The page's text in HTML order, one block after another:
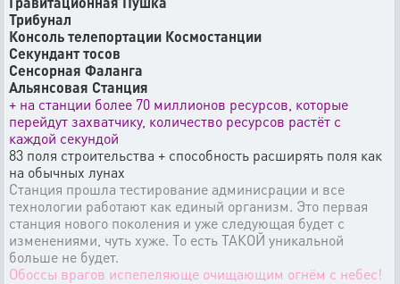
Трибунал
Консоль телепортации Космостанции
Секундант тосов
Сенсорная Фаланга
Альянсовая Станция
+ на станции более 70 миллионов ресурсов, которые
перейдут захватчику, количество ресурсов растёт с
каждой секундой
83 поля строительства + способность расширять поля как
на обычных лунах
Станция прошла тестирование админисрации и все
технологии работают как единый организм. Это первая
станция нового поколения и уже следующая будет с
изменениями, чуть хуже. То есть ТАКОЙ уникальной
больше не будет.
Обоссы врагов испепеляюще очищающим огнём с небес!